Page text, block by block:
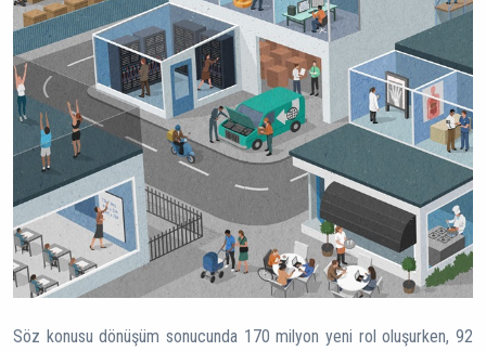
Söz konusu dönüşüm sonucunda 170 milyon yeni rol oluşurken, 92